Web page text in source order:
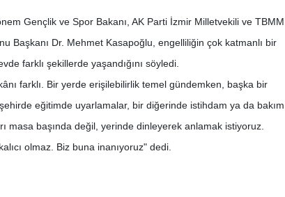
Gençlik ve Spor Bakanı, AK Parti İzmir Milletvekili ve TBMM
Başkanı Dr. Mehmet Kasapoğlu, engelliliğin çok katmanlı bir
farklı şekillerde yaşandığını söyledi.
farklı. Bir yerde erişilebilirlik temel gündemken, başka bir
eğitimde uyarlamalar, bir diğerinde istihdam ya da bakım
masa başında değil, yerinde dinleyerek anlamak istiyoruz.
olmaz. Biz buna inanıyoruz" dedi.